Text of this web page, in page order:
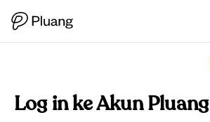
Log in ke Akun Pluang